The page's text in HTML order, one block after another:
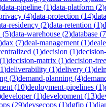
data-pipeline (1)data-platform (2)
(4)data-protection (14)
residency (2)data-retention (1)
(5)data-warehouse (2)database (7
)dax (7)deal-management (1)
(1)decision (1)
(1)decision-matrix (1)decision-tree
1)deliverability (1)delivery (1)
(3)demand-planning (4)
(10)deployment-pipelines (1)
developer(1)development (13)
(29)devsecops (1)dgfip (1)